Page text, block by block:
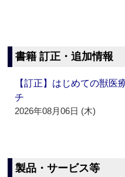
書籍 訂正・追加情報
【訂正】はじめての獣
チ
2026年08月06日 (木)
製品・サービス等